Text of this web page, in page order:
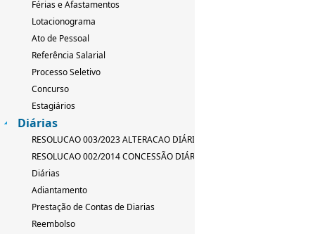
Férias e Afastamentos
Lotacionograma
Ato de Pessoal
Referência Salarial
Processo Seletivo
Concurso
Estagiários
Diárias
RESOLUCAO 003/2023 ALTERACAO DIÁRIAS
RESOLUCAO 002/2014 CONCESSÃO DIÁRIAS
Diárias
Adiantamento
Prestação de Contas de Diarias
Reembolso